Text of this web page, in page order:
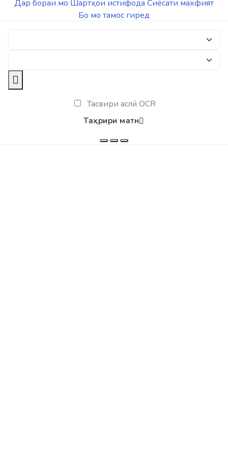
Дар бораи мо Шартҳои истифода Сиёсати махфият
Бо мо тамос гиред
Тасвири аслӣ OCR
Таҳрири матн